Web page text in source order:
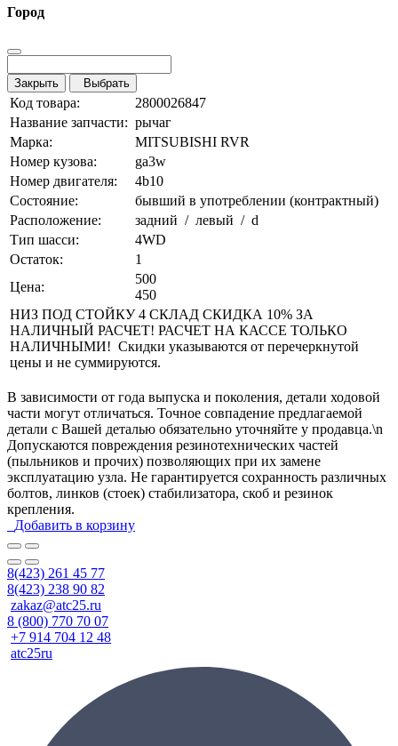
Город
Закрыть Выбрать
Код товара:
2800026847
Название запчасти: рычаг
Марка:
MITSUBISHI RVR
Номер кузова:
ga3w
Номер двигателя:
4b10
Состояние:
бывший в употреблении (контрактный)
Расположение:
задний / левый / d
Тип шасси:
4WD
Остаток:
1
Цена:
500
450
НИЗ ПОД СТОЙКУ 4 СКЛАД СКИДКА 10% ЗА
НАЛИЧНЫЙ РАСЧЕТ! РАСЧЕТ НА КАССЕ ТОЛЬКО
НАЛИЧНЫМИ! Скидки указываются от перечеркнутой
цены и не суммируются.
В зависимости от года выпуска и поколения, детали ходовой
части могут отличаться. Точное совпадение предлагаемой
детали с Вашей деталью обязательно уточняйте у продавца.\n
Допускаются повреждения резинотехнических частей
(пыльников и прочих) позволяющих при их замене
эксплуатацию узла. Не гарантируется сохранность различных
болтов, линков (стоек) стабилизатора, скоб и резинок
крепления.
Добавить в корзину
8(423) 261 45 77
8(423) 238 90 82
zakaz@atc25.ru
8 (800) 770 70 07
+7 914 704 12 48
atc25ru